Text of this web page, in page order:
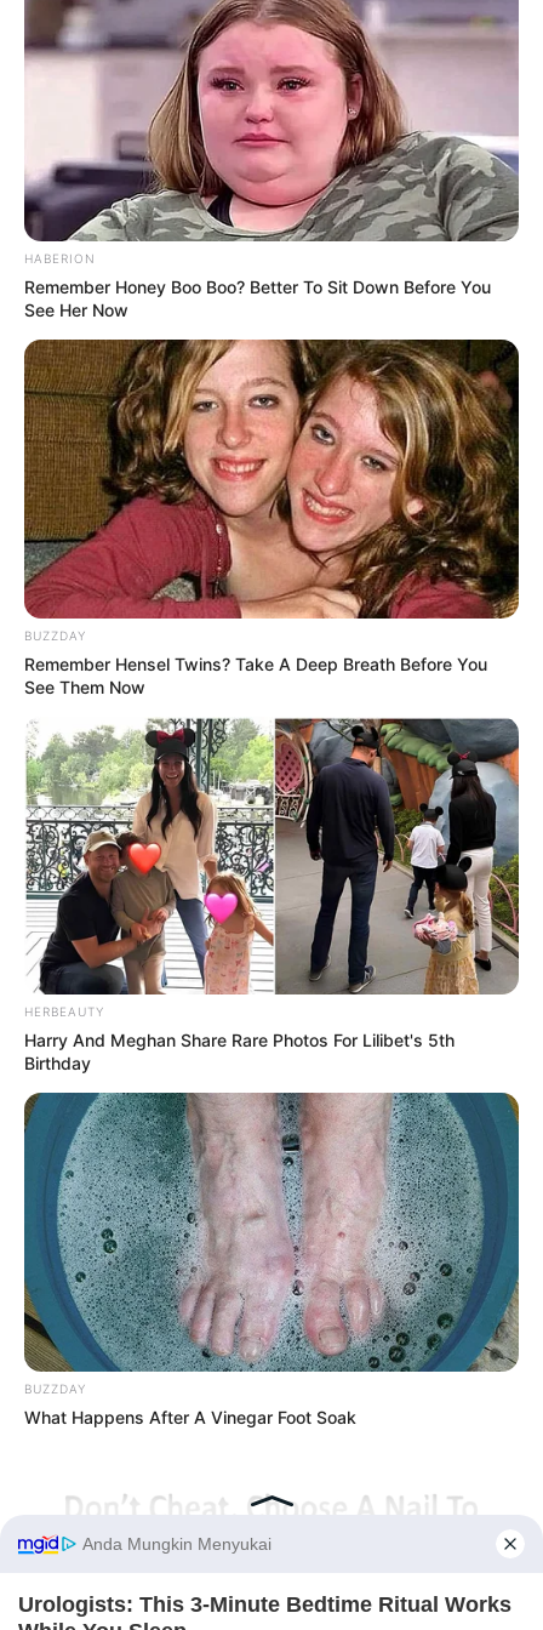
10 Pose Manekin Anti
Mainstream yang Konyol
Banget
8 Kata Lucu Seputar Malam
Minggu ala Jomblo yang Bikin
Ngenes
10 Desain Kanopi Tempat
Kamar Raja
Tampil Lebih Modern, 7 Potret
Hasil Renovasi Rumah Berusia
90 Tahun
HABERION
Remember Honey Boo Boo? Better To Sit Down Before You
See Her Now
BUZZDAY
Remember Hensel Twins? Take A Deep Breath Before You
See Them Now
HERBEAUTY
Harry And Meghan Share Rare Photos For Lilibet's 5th
Birthday
BUZZDAY
What Happens After A Vinegar Foot Soak
Before You Go